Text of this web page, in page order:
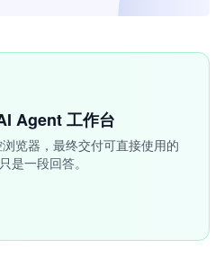
Agent 工作台
览器，最终交付可直接使用的
是一段回答。